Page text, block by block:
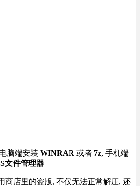
脑端安装 WINRAR 或者 7z, 手机端
文件管理器
商店里的盗版, 不仅无法正常解压, 还